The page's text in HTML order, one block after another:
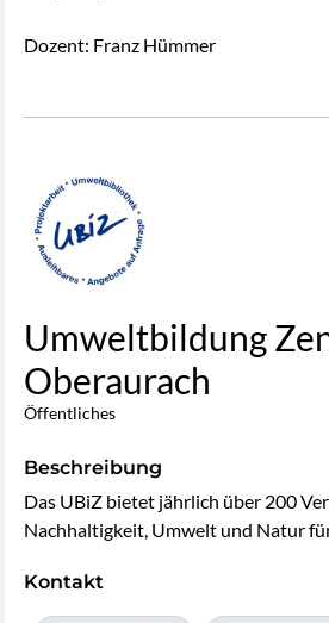
Dozent: Franz Hümmer
Umweltbildung
Oberaurach
Öffentliches
Beschreibung
Das UBiZ bietet jährlich über 200
Nachhaltigkeit, Umwelt und Natur
Kontakt